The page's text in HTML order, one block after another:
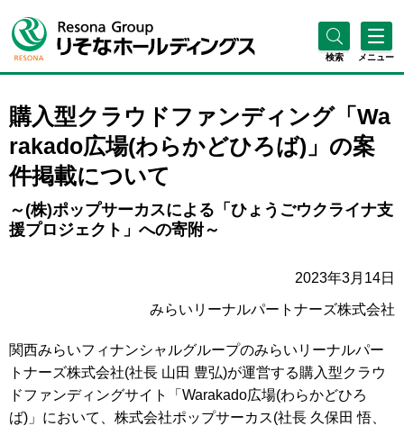
検索 メニュー
購入型クラウドファンディング「Wa
rakado広場(わらかどひろば)」の案
件掲載について
～(株)ポップサーカスによる「ひょうごウクライナ支
援プロジェクト」への寄附～
2023年3月14日
みらいリーナルパートナーズ株式会社
関西みらいフィナンシャルグループのみらいリーナルパー
トナーズ株式会社(社長 山田 豊弘)が運営する購入型クラウ
ドファンディングサイト「Warakado広場(わらかどひろ
ば)」において、株式会社ポップサーカス(社長 久保田 悟、